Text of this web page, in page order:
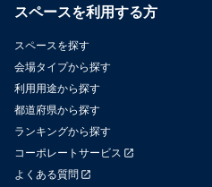
スペースを利用する方
スペースを探す
会場タイプから探す
利用用途から探す
都道府県から探す
ランキングから探す
コーポレートサービス
よくある質問